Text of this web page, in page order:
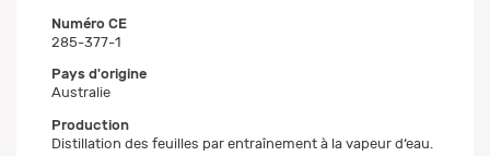
Numéro CE
285-377-1
Pays d'origine
Australie
Production
Distillation des feuilles par entraînement à la vapeur d‘eau.